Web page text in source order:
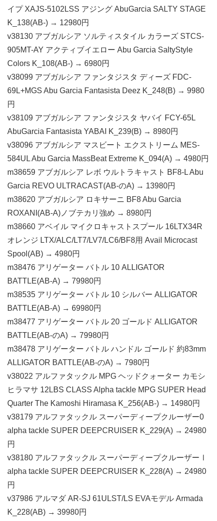
イプ XAJS-5102LSS アジング AbuGarcia SALTY STAGE
K_138(AB-) → 12980円
v38130 アブガルシア ソルティスタイル カラーズ STCS-
905MT-AY アクティブイエロー Abu Garcia SaltyStyle
Colors K_108(AB-) → 6980円
v38099 アブガルシア ファンタジスタ ディーズ FDC-
69L+MGS Abu Garcia Fantasista Deez K_248(B) → 9980
円
v38109 アブガルシア ファンタジスタ ヤバイ FCY-65L
AbuGarcia Fantasista YABAI K_239(B) → 8980円
v38096 アブガルシア マスビート エクストリーム MES-
584UL Abu Garcia MassBeat Extreme K_094(A) → 4980円
m38659 アブガルシア レボ ウルトラキャスト BF8-L Abu
Garcia REVO ULTRACAST(AB-のA) → 13980円
m38620 アブガルシア ロキサーニ BF8 Abu Garcia
ROXANI(AB-A)ノブテカリ強め → 8980円
m38660 アベイル マイクロキャストスプール 16LTX34R
オレンジ LTX/ALC/LT7/LV7/LC6/BF8用 Avail Microcast
Spool(AB) → 4980円
m38476 アリゲーター バトル 10 ALLIGATOR
BATTLE(AB-A) → 79980円
m38535 アリゲーター バトル 10 シルバー ALLIGATOR
BATTLE(AB-A) → 69980円
m38477 アリゲーター バトル 20 ゴールド ALLIGATOR
BATTLE(AB-のA) → 79980円
m38478 アリゲーター バトル ハンドル ゴールド 約83mm
ALLIGATOR BATTLE(AB-のA) → 7980円
v38022 アルファタックル MPG ヘッドクォーター カモシ
ヒラマサ 12LBS CLASS Alpha tackle MPG SUPER Head
Quarter The Kamoshi Hiramasa K_256(AB-) → 14980円
v38179 アルファタックル スーパーディープクルーザー0
alpha tackle SUPER DEEPCRUISER K_229(A) → 24980
円
v38180 アルファタックル スーパーディープクルーザーⅠ
alpha tackle SUPER DEEPCRUISER K_228(A) → 24980
円
v37986 アルマダ AR-SJ 61ULST/LS EVAモデル Armada
K_228(AB) → 39980円